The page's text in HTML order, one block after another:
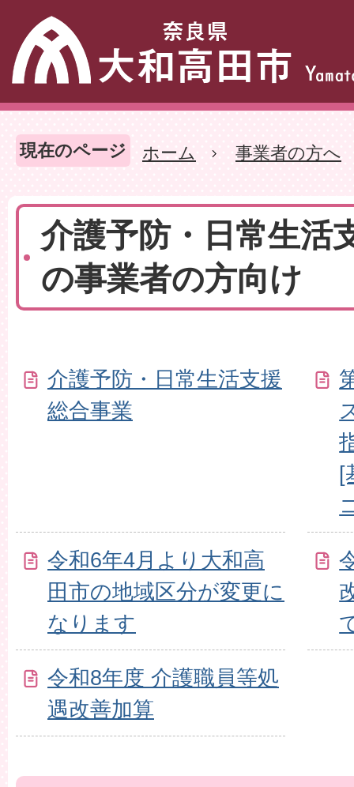
現在のページ ホーム 事業者の方へ
介護予防・日常生活
の事業者の方向け
介護予防・日常生活支援
総合事業
[
令和6年4月より大和高
田市の地域区分が変更に
なります
令和8年度 介護職員等処
遇改善加算